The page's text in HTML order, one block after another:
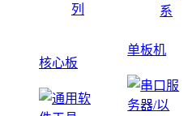
列
系
核心板
单板机